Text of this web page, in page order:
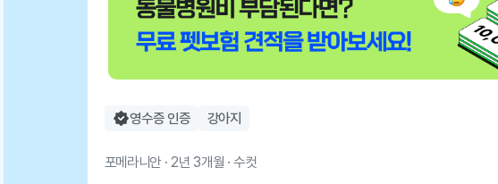
영수증 인증 강아지
포메라니안 · 2년 3개월 · 수컷